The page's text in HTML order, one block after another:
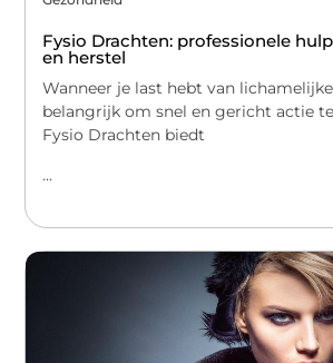
Fysio Drachten: professionele
en herstel
Wanneer je last hebt van
belangrijk om snel en gericht actie
Fysio Drachten biedt
...